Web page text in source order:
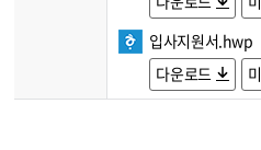
입사지원서.hwp
다운로드